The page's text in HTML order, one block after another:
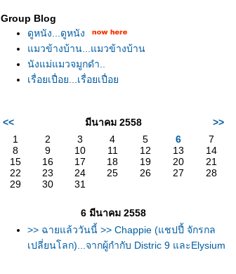
Group Blog
ดูหนัง...ดูหนัง
มวข้างบ้าน...แมวข้างบ้าน
นังแม่แมวจมูกดำ..
เรื่อยเปื่อย...เรื่อยเปื่อ
<< มีนาคม 2558
>>
1
2 3 4 5 6
7
8
9 10 11 12 13
14
15
16 17 18 19 20
21
22
23 24 25 26 27
28
29
30 31
6 มีนาคม 2558
>> ฉายแล้ววันนี้ >> Chappie (แชปปี้ จักรกล
เปลี่ยนโลก)...จากผู้กำกับ Distric 9 และElysium